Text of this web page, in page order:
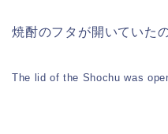
焼酎のフタが開いていた
The lid of the Shochu was